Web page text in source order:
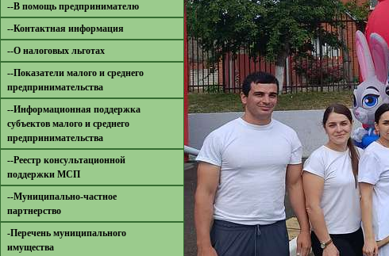
--В помощь предпринимателю
--Контактная информация
--О налоговых льготах
--Показатели малого и среднего
предпринимательства
--Информационная поддержка
субъектов малого и среднего
предпринимательства
--Реестр консультационной
поддержки МСП
--Муниципально-частное
партнерство
-Перечень муниципального
имущества